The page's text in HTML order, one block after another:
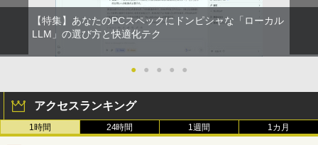
￥78,248
【エントリーでポイント100％還元のチ
ore i5 13500H 最大4.7GHz 12コア16ス
レッド 16GB DDR4 2スロット 64GBま
Windows11 Pro WiFi 6E Bluetooth 5.2
ター 100Hz 1920×1080 FHD 1080p 5ms
応答 薄型 液晶ディスプレイ ノングレア
23【送料無料】【レビューでモニターク
リーナープレゼント】【メーカー1年保
タッチペンで音が聞ける！ はじめてずか
ん1000 英語つき はじめて図鑑1000 はじ
めてのずかん こども 子ども 0歳 1歳 2歳
はじめて 英語 プレゼント クリスマス お
祝い 知育玩具 英語教育
￥5,478
￥1,964
Xiaomi シャオミ REDMI Buds 8 Lite ワイヤ
レスイヤホン Bluetooth 5.4 ノイズキャンセ
￥3,480
On My Road (Stadium ver.)
￥250
【Amazon.co.jp限定】 伊藤園 磨かれて、澄
みきった日本の水 2L 8本 ラベルレス [ ケース
] [ 水 ] [ ペットボトル ] [ 箱買い ] [ ストック
] [ 水分補給 ]
スーパーの裏でヤニ吸うふたり 9巻 (デジタル
版ビッグガンガンコミックス)
￥810
【特集】あなたのPCスペックにドンピシャな「ローカル
LLM」の選び方と快適化テク
● ● ● ● ●
アクセスランキング
1時間 24時間 1週間 1カ月